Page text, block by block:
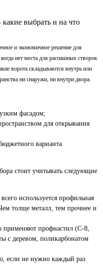
выбрать и на что
и экономичное решение для
нет места для распашных створок
ворота складываются внутрь или
ни снаружи, ни внутри двора.
фасадом;
для открывания
варианта
стоит учитывать следующие
используется профильная
толще металл, тем прочнее и
применяют профнастил (С-8,
с деревом, поликарбонатом
если не нужно каждый раз